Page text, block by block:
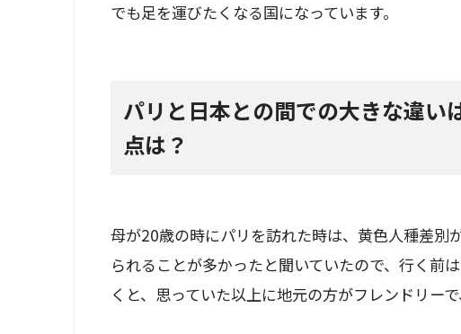
でも足を運びたくなる国になっています。
パリと日本との間での大きな違い
点は？
母が20歳の時にパリを訪れた時は、黄色人種差別
られることが多かったと聞いていたので、行く前
くと、思っていた以上に地元の方がフレンドリー